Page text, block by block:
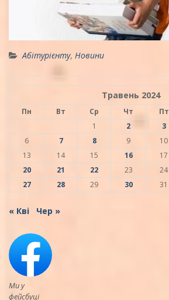
Абітурієнту, Новини
Травень 2024
Пн Вт Ср Чт Пт
1
2 3
6
7 8 9 10
13
14 15 16 17
20
21 22 23 24
27
28 29 30 31
« Кві Чер »
Ми у
фейсбуці